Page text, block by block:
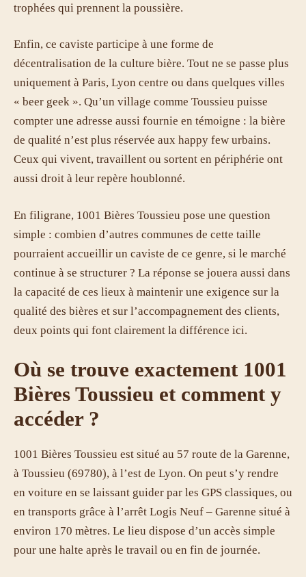
trophées qui prennent la poussière.
Enfin, ce caviste participe à une forme de
décentralisation de la culture bière. Tout ne se passe plus
uniquement à Paris, Lyon centre ou dans quelques villes
« beer geek ». Qu’un village comme Toussieu puisse
compter une adresse aussi fournie en témoigne : la bière
de qualité n’est plus réservée aux happy few urbains.
Ceux qui vivent, travaillent ou sortent en périphérie ont
aussi droit à leur repère houblonné.
En filigrane, 1001 Bières Toussieu pose une question
simple : combien d’autres communes de cette taille
pourraient accueillir un caviste de ce genre, si le marché
continue à se structurer ? La réponse se jouera aussi dans
la capacité de ces lieux à maintenir une exigence sur la
qualité des bières et sur l’accompagnement des clients,
deux points qui font clairement la différence ici.
Où se trouve exactement 1001
Bières Toussieu et comment y
accéder ?
1001 Bières Toussieu est situé au 57 route de la Garenne,
à Toussieu (69780), à l’est de Lyon. On peut s’y rendre
en voiture en se laissant guider par les GPS classiques, ou
en transports grâce à l’arrêt Logis Neuf – Garenne situé à
environ 170 mètres. Le lieu dispose d’un accès simple
pour une halte après le travail ou en fin de journée.